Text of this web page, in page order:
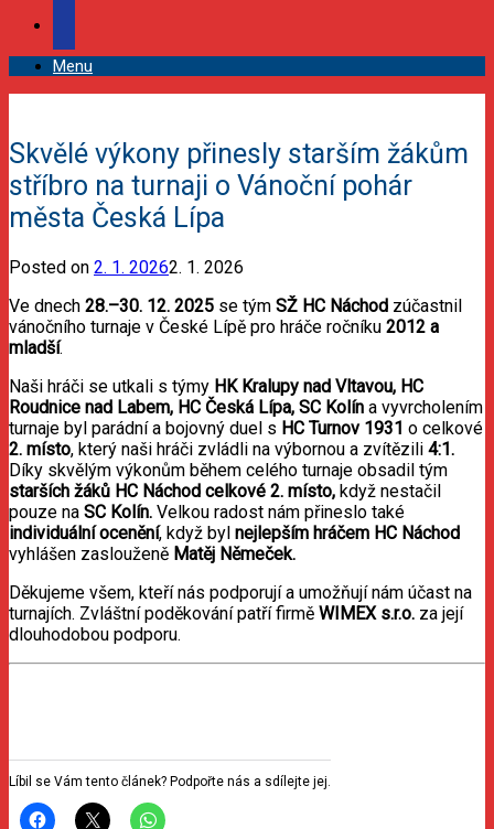
Menu
Skvělé výkony přinesly starším žákům
stříbro na turnaji o Vánoční pohár
města Česká Lípa
Posted on 2. 1. 20262. 1. 2026
Ve dnech 28.–30. 12. 2025 se tým SŽ HC Náchod zúčastnil
vánočního turnaje v České Lípě pro hráče ročníku 2012 a
mladší.
Naši hráči se utkali s týmy HK Kralupy nad Vltavou, HC
Roudnice nad Labem, HC Česká Lípa, SC Kolín a vyvrcholením
turnaje byl parádní a bojovný duel s HC Turnov 1931 o celkové
2. místo, který naši hráči zvládli na výbornou a zvítězili 4:1.
Díky skvělým výkonům během celého turnaje obsadil tým
starších žáků HC Náchod celkové 2. místo, když nestačil
pouze na SC Kolín. Velkou radost nám přineslo také
individuální ocenění, když byl nejlepším hráčem HC Náchod
vyhlášen zaslouženě Matěj Němeček.
Děkujeme všem, kteří nás podporují a umožňují nám účast na
turnajích. Zvláštní poděkování patří firmě WIMEX s.r.o. za její
dlouhodobou podporu.
Líbil se Vám tento článek? Podpořte nás a sdílejte jej.